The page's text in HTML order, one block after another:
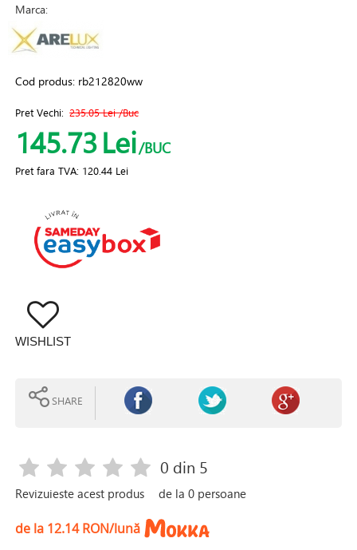
Marca:
Cod produs: rb212820ww
Pret Vechi: 235.05 Lei/Buc
145.73Lei/BUC
Pret fara TVA: 120.44 Lei
WISHLIST
SHARE
Revizuieste acest produs
0 din 5
de la0 persoane
de la 12.14 RON/lună